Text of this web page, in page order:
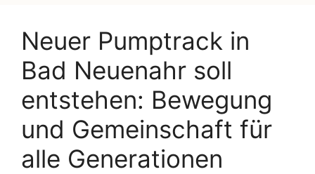
Neuer Pumptrack in
Bad Neuenahr soll
entstehen: Bewegung
und Gemeinschaft für
alle Generationen